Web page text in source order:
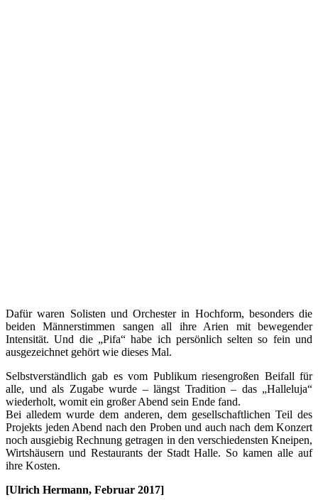
Dafür waren Solisten und Orchester in Hochform, besonders die
beiden Männerstimmen sangen all ihre Arien mit bewegender
Intensität. Und die „Pifa“ habe ich persönlich selten so fein und
ausgezeichnet gehört wie dieses Mal.
Selbstverständlich gab es vom Publikum riesengroßen Beifall für
alle, und als Zugabe wurde – längst Tradition – das „Halleluja“
wiederholt, womit ein großer Abend sein Ende fand.
Bei alledem wurde dem anderen, dem gesellschaftlichen Teil des
Projekts jeden Abend nach den Proben und auch nach dem Konzert
noch ausgiebig Rechnung getragen in den verschiedensten Kneipen,
Wirtshäusern und Restaurants der Stadt Halle. So kamen alle auf
ihre Kosten.
[Ulrich Hermann, Februar 2017]